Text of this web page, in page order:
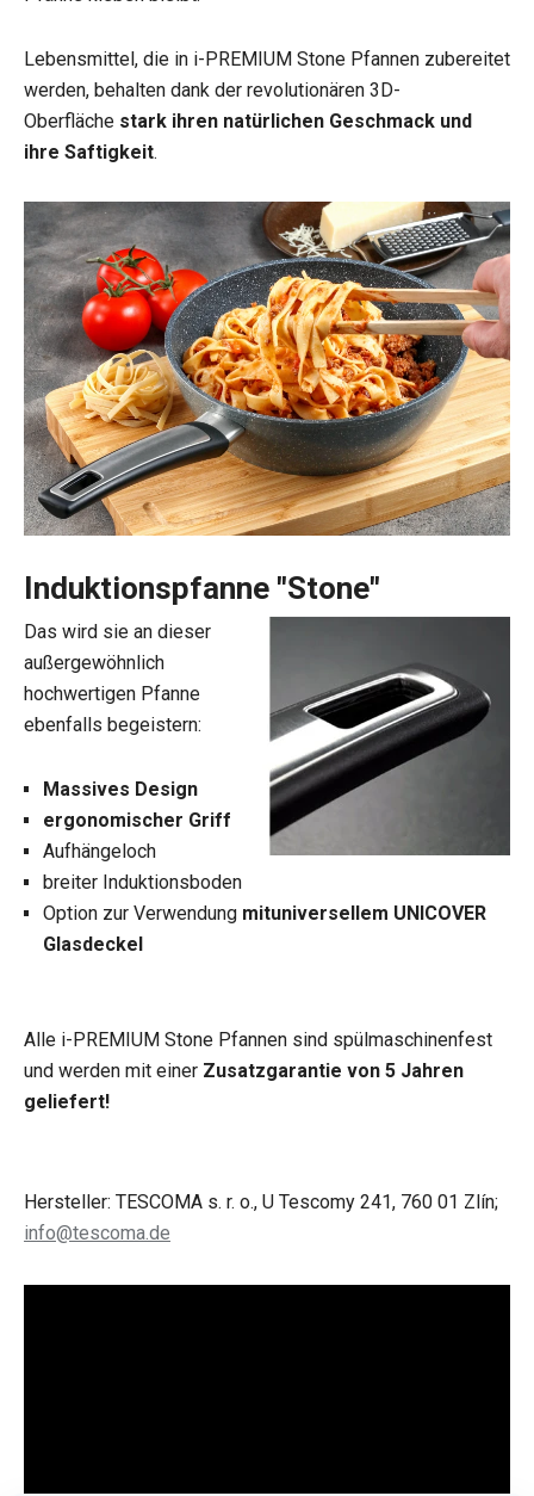
Lebensmittel, die in i-PREMIUM Stone Pfannen zubereitet
werden, behalten dank der revolutionären 3D-
Oberfläche stark ihren natürlichen Geschmack und
ihre Saftigkeit.
Induktionspfanne "Stone"
Das wird sie an dieser
außergewöhnlich
hochwertigen Pfanne
ebenfalls begeistern:
Massives Design
ergonomischer Griff
Aufhängeloch
breiter Induktionsboden
Option zur Verwendung mituniversellem UNICOVER
Glasdeckel
Alle i-PREMIUM Stone Pfannen sind spülmaschinenfest
und werden mit einer Zusatzgarantie von 5 Jahren
geliefert!
Hersteller: TESCOMA s. r. o., U Tescomy 241, 760 01 Zlín;
info@tescoma.de